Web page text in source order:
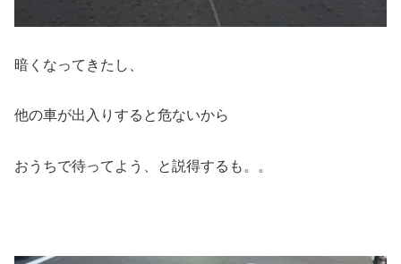
暗くなってきたし、
他の車が出入りすると危ないから
おうちで待ってよう、と説得するも。。